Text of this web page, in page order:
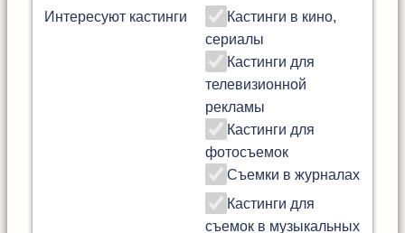
Интересуют кастинги
Кастинги в кино,
сериалы
Кастинги для
телевизионной
рекламы
Кастинги для
фотосъемок
Съемки в журналах
Кастинги для
съемок в музыкальных